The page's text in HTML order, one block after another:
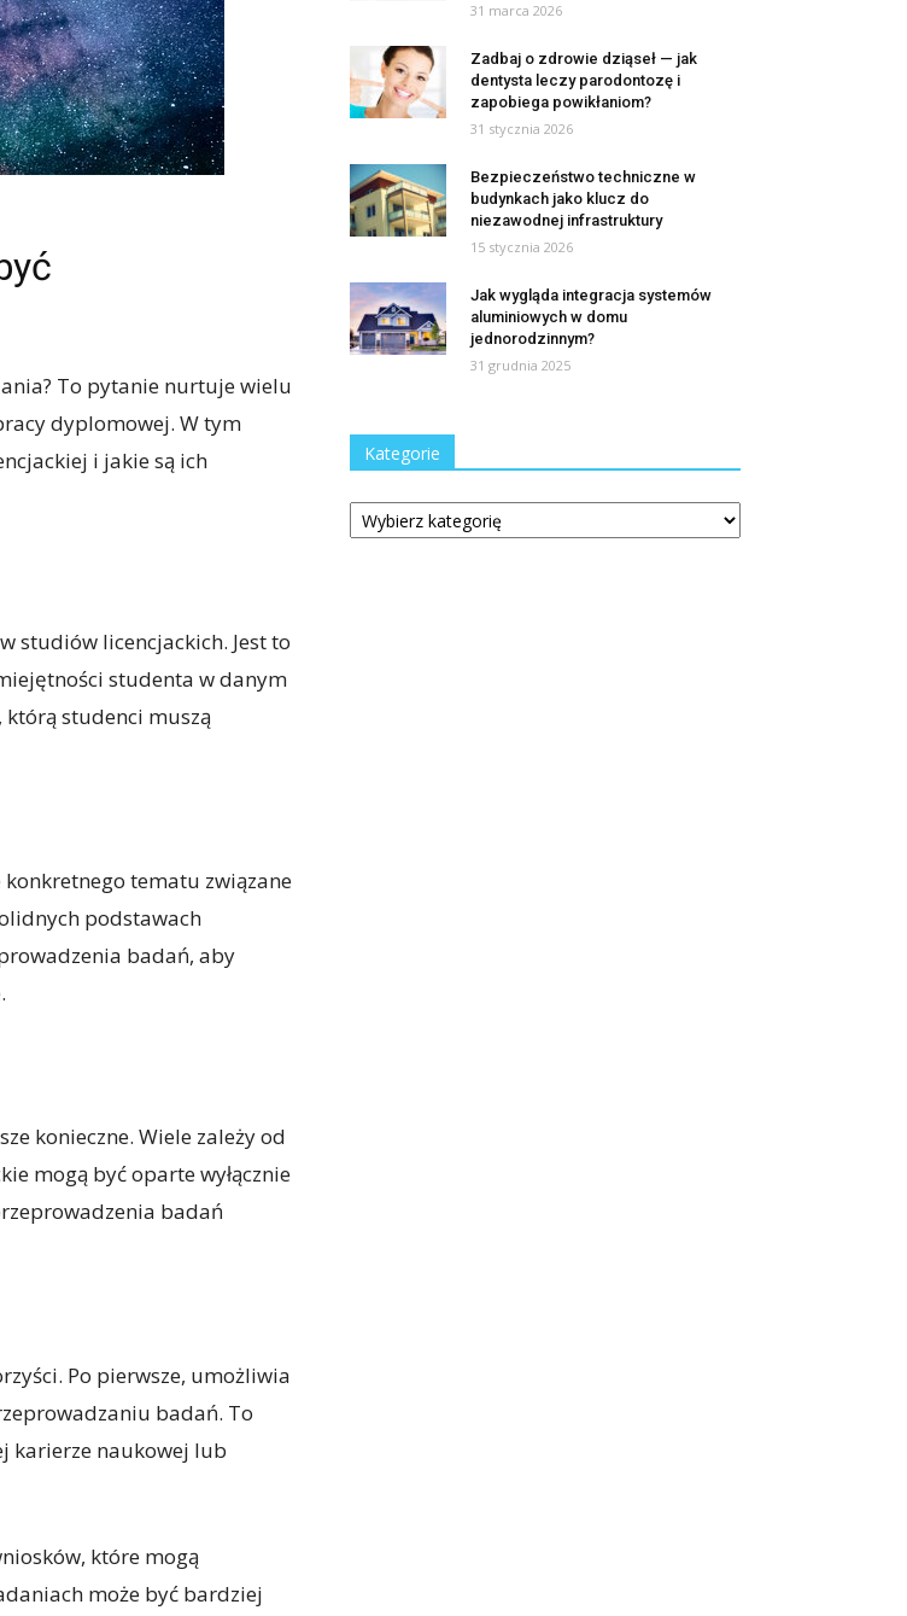
To pytanie nurtuje wielu
dyplomowej. W tym
i jakie są ich
studiów licencjackich. Jest to
studenta w danym
którą studenci muszą
tematu związane
podstawach
badań, aby
konieczne. Wiele zależy od
mogą być oparte wyłącznie
badań
Po pierwsze, umożliwia
badań. To
karierze naukowej lub
które mogą
może być bardziej
31 marca 2026
Zadbaj o zdrowie dziąseł — jak
dentysta leczy parodontozę i
zapobiega powikłaniom?
31 stycznia 2026
Bezpieczeństwo techniczne w
budynkach jako klucz do
niezawodnej infrastruktury
15 stycznia 2026
Jak wygląda integracja systemów
aluminiowych w domu
jednorodzinnym?
31 grudnia 2025
Kategorie
Kategorie